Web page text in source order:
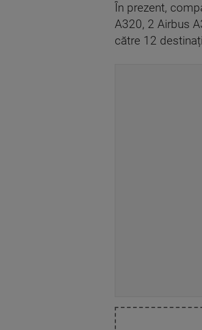
În prezent,
A320, 2 Airbus
către 12